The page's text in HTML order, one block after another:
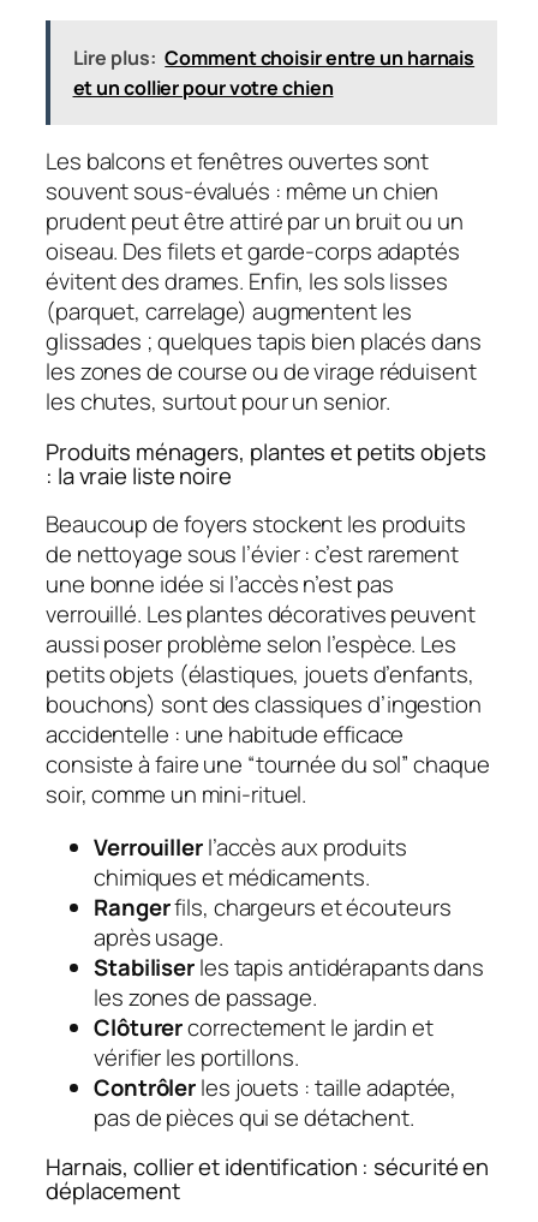
Lire plus: Comment choisir entre un harnais
et un collier pour votre chien
Les balcons et fenêtres ouvertes sont
souvent sous-évalués : même un chien
prudent peut être attiré par un bruit ou un
oiseau. Des filets et garde-corps adaptés
évitent des drames. Enfin, les sols lisses
(parquet, carrelage) augmentent les
glissades ; quelques tapis bien placés dans
les zones de course ou de virage réduisent
les chutes, surtout pour un senior.
Produits ménagers, plantes et petits objets
: la vraie liste noire
Beaucoup de foyers stockent les produits
de nettoyage sous l’évier : c’est rarement
une bonne idée si l’accès n’est pas
verrouillé. Les plantes décoratives peuvent
aussi poser problème selon l’espèce. Les
petits objets (élastiques, jouets d’enfants,
bouchons) sont des classiques d’ingestion
accidentelle : une habitude efficace
consiste à faire une “tournée du sol” chaque
soir, comme un mini-rituel.
Verrouillerl’accès aux produits
chimiques et médicaments.
Rangerfils, chargeurs et écouteurs
après usage.
Stabiliserles tapis antidérapants dans
les zones de passage.
Clôturercorrectement le jardin et
vérifier les portillons.
Contrôlerles jouets : taille adaptée,
pas de pièces qui se détachent.
Harnais, collier et identification : sécurité en
déplacement